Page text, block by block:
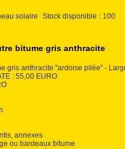
solaire
Stock disponible : 100
bitume gris anthracite
gris anthracite "ardoise pilée" -
: 55,00 EURO
annexes
ou bardeaux bitume